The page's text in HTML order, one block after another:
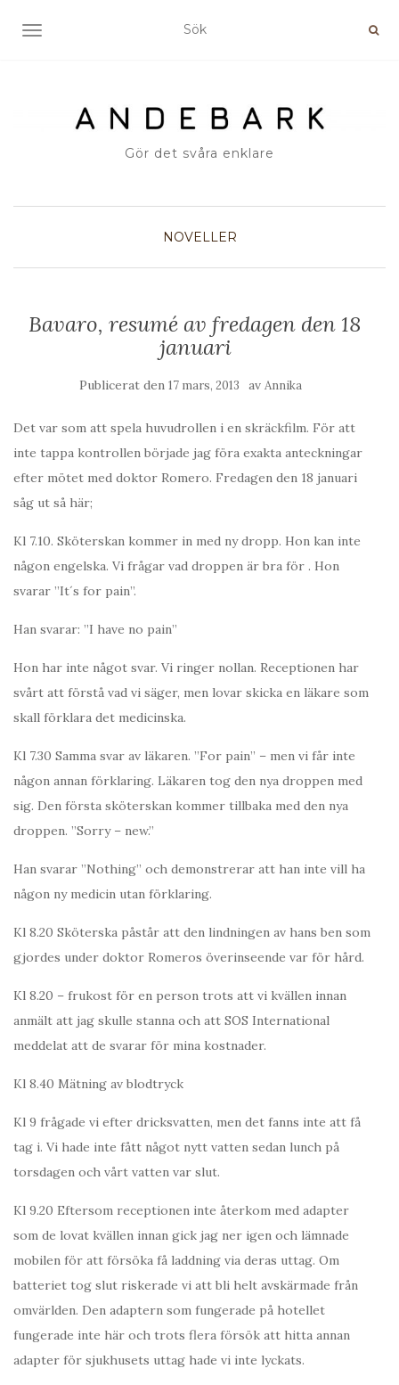
SLÅ PÅ/AV NAVIGERING
Gör det svåra enklare
NOVELLER
Bavaro, resumé av fredagen den 18
januari
Publicerat den 17 mars, 2013 av Annika
Det var som att spela huvudrollen i en skräckfilm. För att
inte tappa kontrollen började jag föra exakta anteckningar
efter mötet med doktor Romero. Fredagen den 18 januari
såg ut så här;
Kl 7.10. Sköterskan kommer in med ny dropp. Hon kan inte
någon engelska. Vi frågar vad droppen är bra för . Hon
svarar ”It´s for pain”.
Han svarar: ”I have no pain”
Hon har inte något svar. Vi ringer nollan. Receptionen har
svårt att förstå vad vi säger, men lovar skicka en läkare som
skall förklara det medicinska.
Kl 7.30 Samma svar av läkaren. ”For pain” – men vi får inte
någon annan förklaring. Läkaren tog den nya droppen med
sig. Den första sköterskan kommer tillbaka med den nya
droppen. ”Sorry – new.”
Han svarar ”Nothing” och demonstrerar att han inte vill ha
någon ny medicin utan förklaring.
Kl 8.20 Sköterska påstår att den lindningen av hans ben som
gjordes under doktor Romeros överinseende var för hård.
Kl 8.20 – frukost för en person trots att vi kvällen innan
anmält att jag skulle stanna och att SOS International
meddelat att de svarar för mina kostnader.
Kl 8.40 Mätning av blodtryck
Kl 9 frågade vi efter dricksvatten, men det fanns inte att få
tag i. Vi hade inte fått något nytt vatten sedan lunch på
torsdagen och vårt vatten var slut.
Kl 9.20 Eftersom receptionen inte återkom med adapter
som de lovat kvällen innan gick jag ner igen och lämnade
mobilen för att försöka få laddning via deras uttag. Om
batteriet tog slut riskerade vi att bli helt avskärmade från
omvärlden. Den adaptern som fungerade på hotellet
fungerade inte här och trots flera försök att hitta annan
adapter för sjukhusets uttag hade vi inte lyckats.